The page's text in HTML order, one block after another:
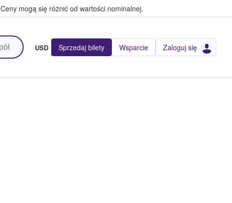
Ceny mogą się różnić od wartości nominalnej.
USD Sprzedaj bilety Wsparcie Zaloguj się